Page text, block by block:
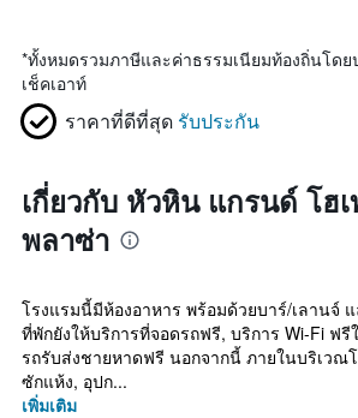
*ทั้งหมดรวมภาษีและค่าธรรมเนียมท้องถิ่นโด
เช็คเอาท์
ราคาที่ดีที่สุด รับประกัน
เกี่ยวกับ หัวหิน แกรนด์ โฮ
พลาซ่า
โรงแรมนี้มีห้องอาหาร พร้อมด้วยบาร์/เลานจ์
ที่พักยังให้บริการที่จอดรถฟรี, บริการ Wi-Fi ฟ
รถรับส่งชายหาดฟรี นอกจากนี้ ภายในบริเวณ
ซักแห้ง, อุปก...
เพิ่มเติม